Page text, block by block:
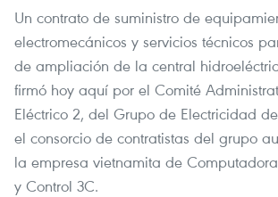
Un contrato de suministro de
electromecánicos y servicios técnicos
de ampliación de la central
firmó hoy aquí por el Comité
Eléctrico 2, del Grupo de Electricidad
el consorcio de contratistas del grupo
la empresa vietnamita de
y Control 3C.